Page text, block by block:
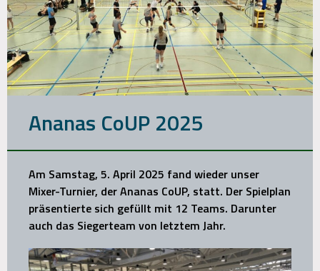
Ananas CoUP 2025
Am Samstag, 5. April 2025 fand wieder unser
Mixer-Turnier, der Ananas CoUP, statt. Der Spielplan
präsentierte sich gefüllt mit 12 Teams. Darunter
auch das Siegerteam von letztem Jahr.